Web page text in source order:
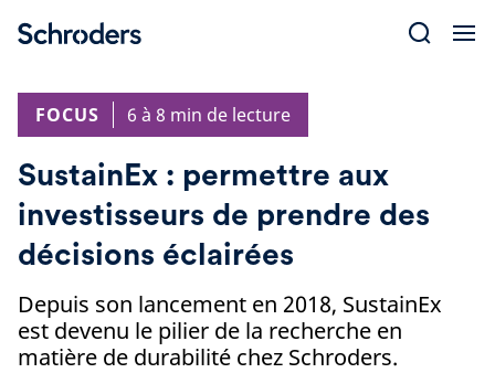
FOCUS
6 à 8 min de lecture
SustainEx : permettre aux
investisseurs de prendre des
décisions éclairées
Depuis son lancement en 2018, SustainEx
est devenu le pilier de la recherche en
matière de durabilité chez Schroders.